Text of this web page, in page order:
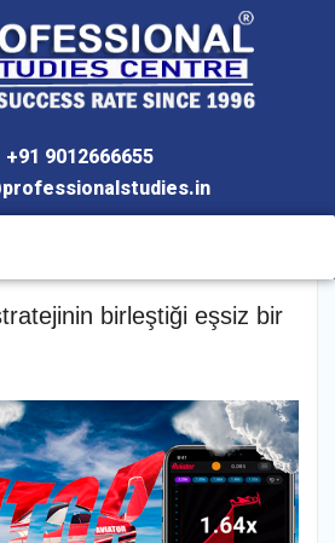
+91 9012666655
birleştiği eşsiz bir